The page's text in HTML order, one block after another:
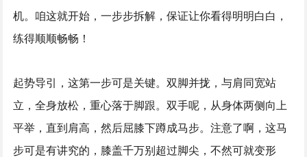
机。咱这就开始，一步步拆解，保证让你看得明明白白，
练得顺顺畅畅！
起势导引，这第一步可是关键。双脚并拢，与肩同宽站
立，全身放松，重心落于脚跟。双手呢，从身体两侧向上
平举，直到肩高，然后屈膝下蹲成马步。注意了啊，这马
步可是有讲究的，膝盖千万别超过脚尖，不然可就变形